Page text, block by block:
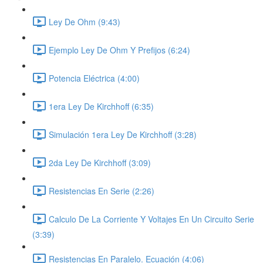
Ley De Ohm (9:43)
Ejemplo Ley De Ohm Y Prefijos (6:24)
Potencia Eléctrica (4:00)
1era Ley De Kirchhoff (6:35)
Simulación 1era Ley De Kirchhoff (3:28)
2da Ley De Kirchhoff (3:09)
Resistencias En Serie (2:26)
Calculo De La Corriente Y Voltajes En Un Circuito Serie
(3:39)
Resistencias En Paralelo. Ecuación (4:06)